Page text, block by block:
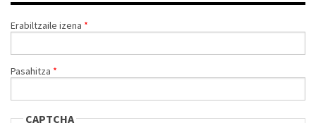
Erabiltzaile izena *
Pasahitza *
CAPTCHA